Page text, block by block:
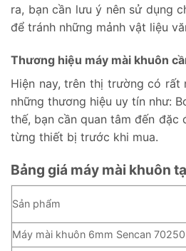
ra, bạn cần lưu ý nên sử dụng
để tránh những mảnh vật liệu
Thương hiệu máy mài khuôn
Hiện nay, trên thị trường có rất
những thương hiệu uy tín như:
thế, bạn cần quan tâm đến đặc
từng thiết bị trước khi mua.
Bảng giá máy mài khuôn
Sản phẩm
Máy mài khuôn 6mm Sencan